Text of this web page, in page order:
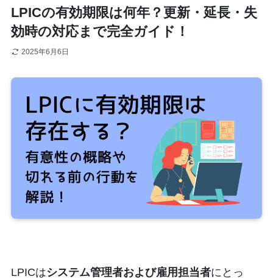
LPICの有効期限は何年？更新・延長・失
効時の対応まで完全ガイド！
2025年6月6日
LPICはシステム管理者および雇用担当者にとっ